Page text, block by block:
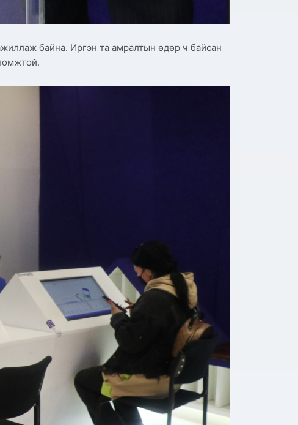
байна. Иргэн та амралтын өдөр ч байсан